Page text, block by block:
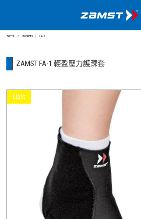
zamst Products FA-1
ZAMST FA-1 輕盈壓力護踝套
Light